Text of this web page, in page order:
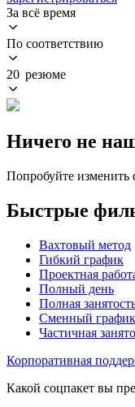
За всё время
По соответствию
20 резюме
Ничего не
Попробуйте
Быстрые
Вахтовый метод
Гибкий график
Проектная
Полный день
Полная
Сменный график
Частичная
Корпоративная
Какой соцпакет вы